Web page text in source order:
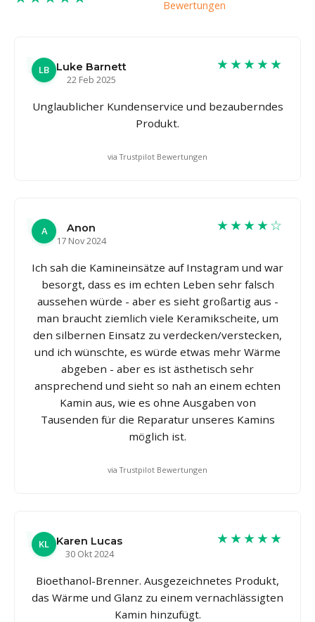
Bewertungen
LB
Luke Barnett
22 Feb 2025
★★★★★
Unglaublicher Kundenservice und bezauberndes
Produkt.
via Trustpilot Bewertungen
A
Anon
17 Nov 2024
★★★★☆
Ich sah die Kamineinsätze auf Instagram und war
besorgt, dass es im echten Leben sehr falsch
aussehen würde - aber es sieht großartig aus -
man braucht ziemlich viele Keramikscheite, um
den silbernen Einsatz zu verdecken/verstecken,
und ich wünschte, es würde etwas mehr Wärme
abgeben - aber es ist ästhetisch sehr
ansprechend und sieht so nah an einem echten
Kamin aus, wie es ohne Ausgaben von
Tausenden für die Reparatur unseres Kamins
möglich ist.
via Trustpilot Bewertungen
KL
Karen Lucas
30 Okt 2024
★★★★★
Bioethanol-Brenner. Ausgezeichnetes Produkt,
das Wärme und Glanz zu einem vernachlässigten
Kamin hinzufügt.